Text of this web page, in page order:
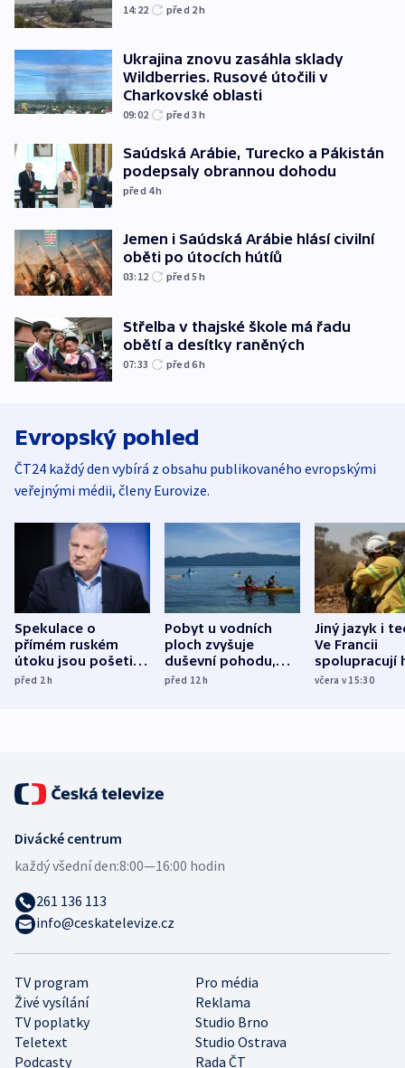
14:22 před 2h
Ukrajina znovu zasáhla sklady
Wildberries. Rusové útočili v
Charkovské oblasti
09:02 před 3h
Saúdská Arábie, Turecko a Pákistán
podepsaly obrannou dohodu
před 4h
Jemen i Saúdská Arábie hlásí civilní
oběti po útocích hútíů
03:12 před 5h
Střelba v thajské škole má řadu
obětí a desítky raněných
07:33 před 6h
Evropský pohled
ČT24 každý den vybírá z obsahu publikovaného evropskými
veřejnými médii, členy Eurovize.
Spekulace o
přímém ruském
útoku jsou pošetilé,
míní estonský
před 2h
Pobyt u vodních
ploch zvyšuje
duševní pohodu,
ukázala
před 12h
Jiný jazyk i
Ve Francii
spolupracují
různých zemí
včera v 15:30
TV program
Pro média
Živé vysílání
Reklama
TV poplatky
Studio Brno
Teletext
Studio Ostrava
Podcasty
Rada ČT
Divácké centrum
každý všední den:8:00—16:00 hodin
261 136 113
info@ceskatelevize.cz